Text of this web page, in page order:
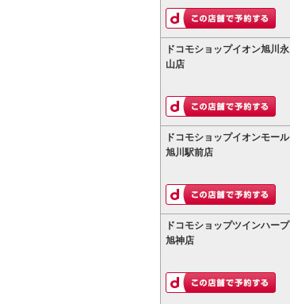
ドコモショップイオン旭川永
山店
ドコモショップイオンモール
旭川駅前店
ドコモショップツインハープ
旭神店